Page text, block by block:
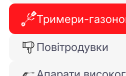
Тримери-
Повітродувки